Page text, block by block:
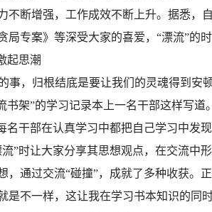
不断增强，工作成效不断上升。据悉，
局专案》等深受大家的喜爱，“漂流”的
起思潮
事，归根结底是要让我们的灵魂得到
书架”的学习记录本上一名干部这样写
名干部在认真学习中都把自己学习中
”时让大家分享其思想观点，在交流中
，通过交流“碰撞”，成就了多种收获。
是不一样，这让我在学习书本知识的同